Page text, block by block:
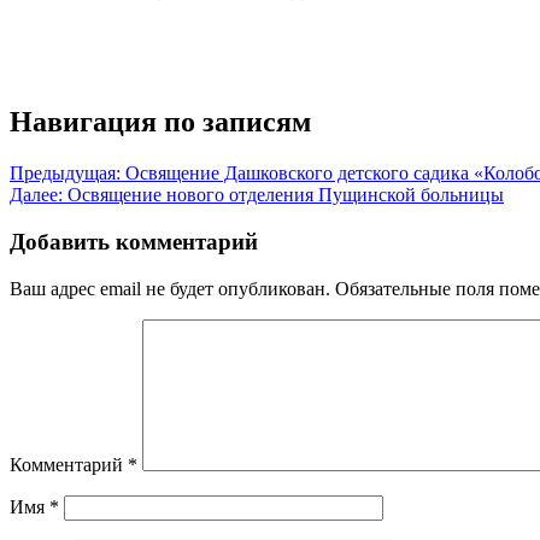
Навигация по записям
Предыдущая: Освящение Дашковского детского садика
Далее: Освящение нового отделения Пущинской больницы
Добавить комментарий
Ваш адрес email не будет опубликован. Обязательные поля
Комментарий *
Имя *